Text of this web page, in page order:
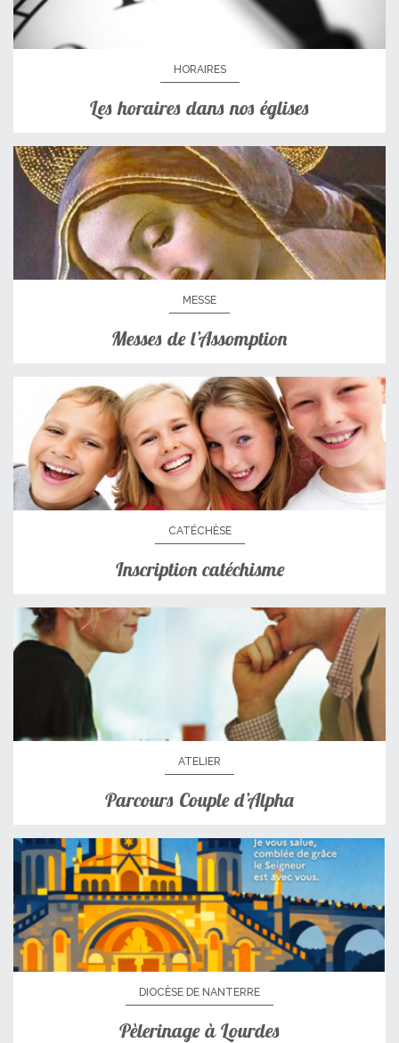
HORAIRES
Les horaires dans nos églises
MESSE
Messes de l’Assomption
CATÉCHÈSE
Inscription catéchisme
ATELIER
Parcours Couple d’Alpha
DIOCÈSE DE NANTERRE
Pèlerinage à Lourdes